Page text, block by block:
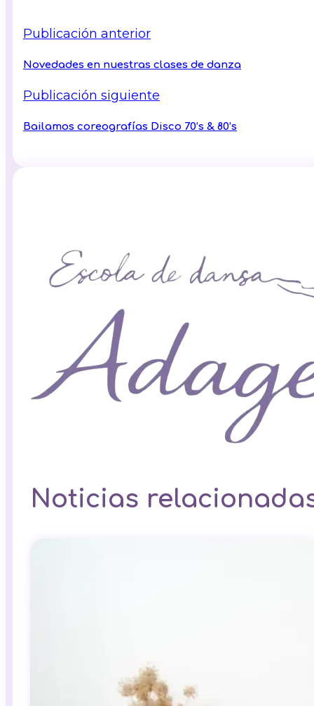
Publicación anterior
Novedades en nuestras clases de danza
Publicación siguiente
Bailamos coreografías Disco 70’s & 80’s
Noticias